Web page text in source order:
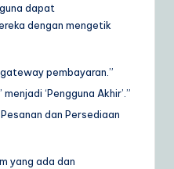
dapat
dengan mengetik
pembayaran.”
menjadi ‘Pengguna Akhir’.”
dan Persediaan
yang ada dan